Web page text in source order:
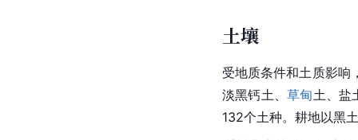
关家屯水库
泉眼沟水库 小（二
参考资料： [29]